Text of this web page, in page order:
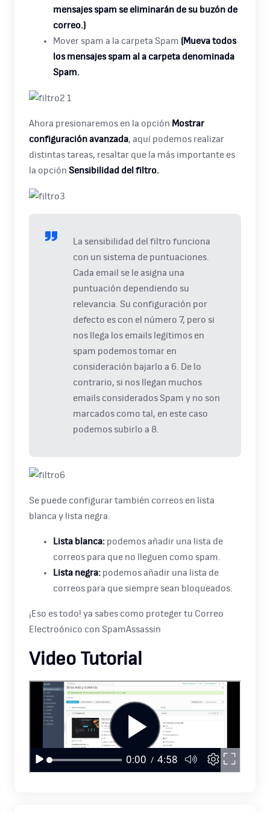
mensajes spam se eliminarán de su buzón de
correo.)
Mover spam a la carpeta Spam (Mueva todos
los mensajes spam al a carpeta denominada
Spam.
Ahora presionaremos en la opción Mostrar
configuración avanzada, aquí podemos realizar
distintas tareas, resaltar que la más importante es
la opción Sensibilidad del filtro.
La sensibilidad del filtro funciona
con un sistema de puntuaciones.
Cada email se le asigna una
puntuación dependiendo su
relevancia. Su configuración por
defecto es con el número 7, pero si
nos llega los emails legítimos en
spam podemos tomar en
consideración bajarlo a 6. De lo
contrario, si nos llegan muchos
emails considerados Spam y no son
marcados como tal, en este caso
podemos subirlo a 8.
Se puede configurar también correos en lista
blanca y lista negra.
Lista blanca: podemos añadir una lista de
correos para que no lleguen como spam.
Lista negra: podemos añadir una lista de
correos para que siempre sean bloqueados.
¡Eso es todo! ya sabes como proteger tu Correo
Electroónico con SpamAssassin
Video Tutorial